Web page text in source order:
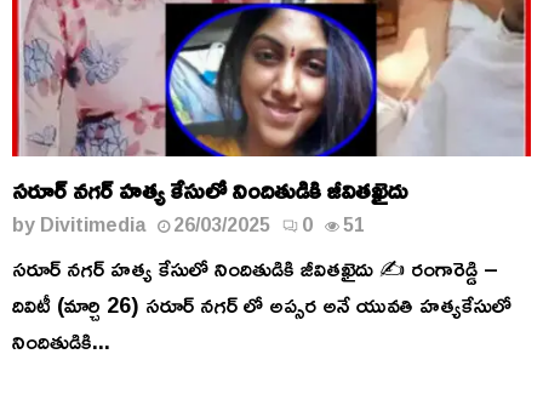
సరూర్ నగర్ హత్య కేసులో నిందితుడికి జీవితఖైదు
byDivitimedia 26/03/2025 0 51
సరూర్ నగర్ హత్య కేసులో నిందితుడికి జీవితఖైదు ✍️ రంగారెడ్డి –
దివిటీ (మార్చి 26) సరూర్ నగర్ లో అప్సర అనే యువతి హత్యకేసులో
నిందితుడికి...